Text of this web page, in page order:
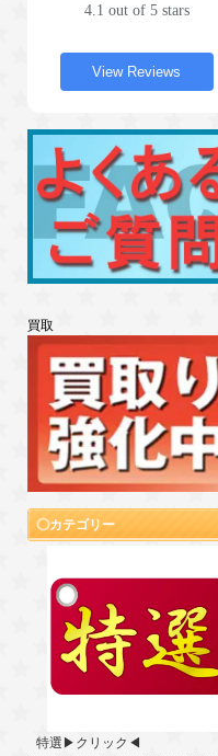
4.1 out of 5 stars
View Reviews
買取
カテゴリー
特選▶クリック◀